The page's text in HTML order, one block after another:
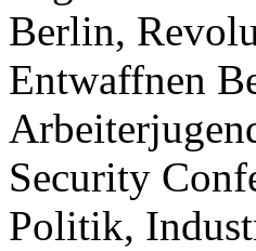
Berlin,
Entwaffnen
Security
Politik,